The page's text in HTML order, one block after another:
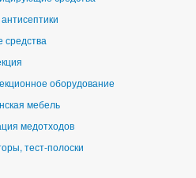
оборудование
мебель
медотходов
тест-полоски